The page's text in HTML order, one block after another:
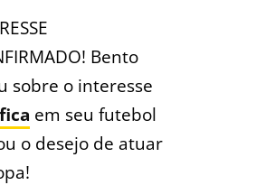
Bento
sobre o interesse
em seu futebol
o desejo de atuar